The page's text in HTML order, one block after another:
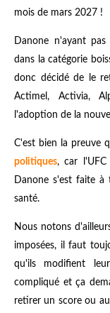
mois de mars 2027 !
Danone n'ayant
dans la catégorie
donc décidé de le
Actimel, Activia,
l'adoption de la
C'est bien la preuve
politiques, car l'UFC
Danone s'est faite
santé.
Nous notons
imposées, il faut
qu'ils modifient
compliqué et ça
retirer un score ou